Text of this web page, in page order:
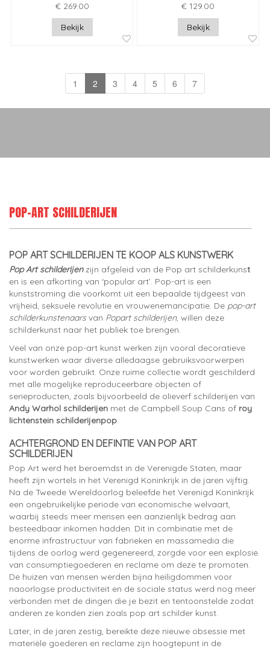
€ 269.00
Bekijk
€ 129.00
Bekijk
1 2 3 4 5 6 7
POP-ART SCHILDERIJEN
POP ART SCHILDERIJEN TE KOOP ALS KUNSTWERK
Pop Art schilderijenzijn afgeleid van de Pop art schilderkunst
en is een afkorting van ‘popular art’. Pop-art is een
kunststroming die voorkomt uit een bepaalde tijdgeest van
vrijheid, seksuele revolutie en vrouwenemancipatie. De pop-art
schilderkunstenaars van Popart schilderijen, willen deze
schilderkunst naar het publiek toe brengen.
Veel van onze pop-art kunst werken zijn vooral decoratieve
kunstwerken waar diverse alledaagse gebruiksvoorwerpen
voor worden gebruikt. Onze ruime collectie wordt geschilderd
met alle mogelijke reproduceerbare objecten of
serieproducten, zoals bijvoorbeeld de olieverf schilderijen van
Andy Warhol schilderijen met de Campbell Soup Cans of roy
lichtenstein schilderijenpop.
ACHTERGROND EN DEFINTIE VAN POP ART
SCHILDERIJEN
Pop Art werd het beroemdst in de Verenigde Staten, maar
heeft zijn wortels in het Verenigd Koninkrijk in de jaren vijftig.
Na de Tweede Wereldoorlog beleefde het Verenigd Koninkrijk
een ongebruikelijke periode van economische welvaart,
waarbij steeds meer mensen een aanzienlijk bedrag aan
besteedbaar inkomen hadden. Dit in combinatie met de
enorme infrastructuur van fabrieken en massamedia die
tijdens de oorlog werd gegenereerd, zorgde voor een explosie
van consumptiegoederen en reclame om deze te promoten.
De huizen van mensen werden bijna heiligdommen voor
naoorlogse productiviteit en de sociale status werd nog meer
verbonden met de dingen die je bezit en tentoonstelde zodat
anderen ze konden zien zoals pop art schilder kunst.
Later, in de jaren zestig, bereikte deze nieuwe obsessie met
materiële goederen en reclame zijn hoogtepunt in de